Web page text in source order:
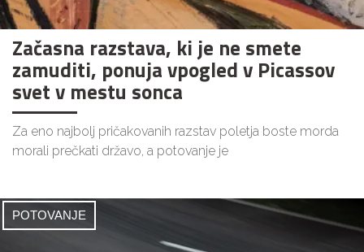
Začasna razstava, ki je ne smete
zamuditi, ponuja vpogled v Picassov
svet v mestu sonca
Za eno najbolj pričakovanih razstav poletja boste morda
morali prečkati državo, a potovanje je
POTOVANJE